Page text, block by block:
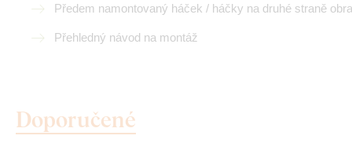
Předem namontovaný háček / háčky na druhé straně
Přehledný návod na montáž
Doporučené